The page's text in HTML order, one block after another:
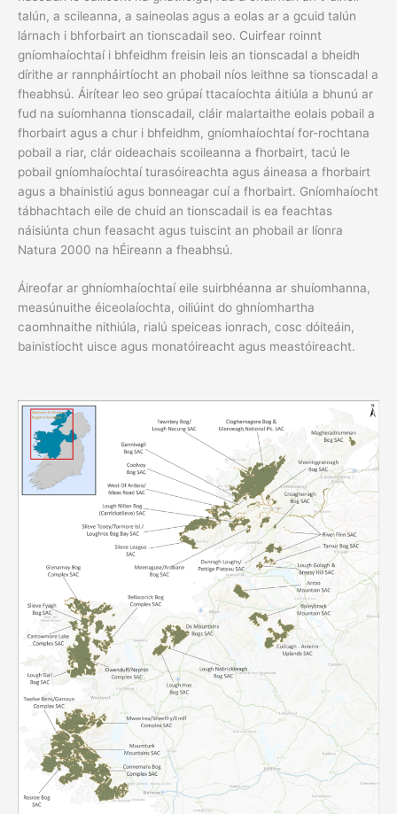
talún, a scileanna, a saineolas agus a eolas ar a gcuid talún
lárnach i bhforbairt an tionscadail seo. Cuirfear roinnt
gníomhaíochtaí i bhfeidhm freisin leis an tionscadal a bheidh
dírithe ar rannpháirtíocht an phobail níos leithne sa tionscadal a
fheabhsú. Áirítear leo seo grúpaí ttacaíochta áitiúla a bhunú ar
fud na suíomhanna tionscadail, cláir malartaithe eolais pobail a
fhorbairt agus a chur i bhfeidhm, gníomhaíochtaí for-rochtana
pobail a riar, clár oideachais scoileanna a fhorbairt, tacú le
pobail gníomhaíochtaí turasóireachta agus áineasa a fhorbairt
agus a bhainistiú agus bonneagar cuí a fhorbairt. Gníomhaíocht
tábhachtach eile de chuid an tionscadail is ea feachtas
náisiúnta chun feasacht agus tuiscint an phobail ar líonra
Natura 2000 na hÉireann a fheabhsú.
Áireofar ar ghníomhaíochtaí eile suirbhéanna ar shuíomhanna,
measúnuithe éiceolaíochta, oiliúint do ghníomhartha
caomhnaithe nithiúla, rialú speiceas ionrach, cosc dóiteáin,
bainistíocht uisce agus monatóireacht agus meastóireacht.